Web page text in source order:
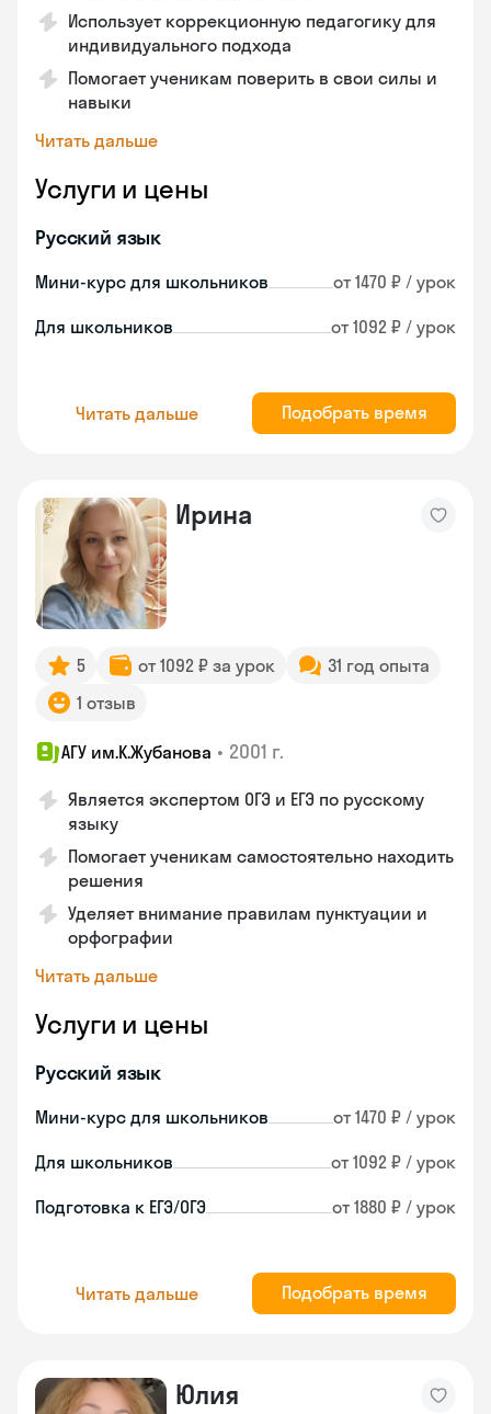
Использует коррекционную педагогику для
индивидуального подхода
Помогает ученикам поверить в свои силы и
навыки
Читать дальше
Услуги и цены
Русский язык
Мини-курс для школьников от 1470 ₽ / урок
Для школьников от 1092 ₽ / урок
Читать дальше Подобрать время
Ирина
5 от 1092 ₽ за урок
31 год опыта
1 отзыв
АГУ им.К.Жубанова • 2001 г.
Является экспертом ОГЭ и ЕГЭ по русскому
языку
Помогает ученикам самостоятельно находить
решения
Уделяет внимание правилам пунктуации и
орфографии
Читать дальше
Услуги и цены
Русский язык
Мини-курс для школьников от 1470 ₽ / урок
Для школьников от 1092 ₽ / урок
Подготовка к ЕГЭ/ОГЭ от 1880 ₽ / урок
Читать дальше Подобрать время
Юлия